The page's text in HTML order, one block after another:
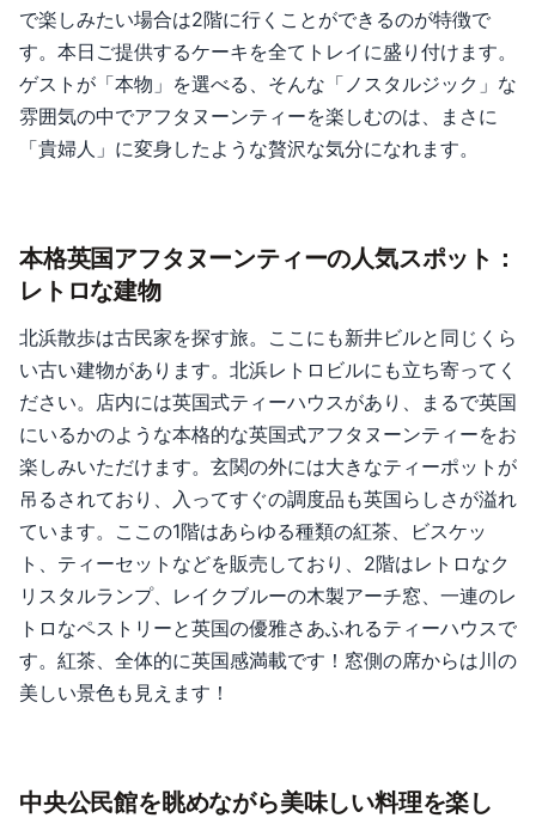
で楽しみたい場合は2階に行くことができるのが特徴で
す。本日ご提供するケーキを全てトレイに盛り付けます。
ゲストが「本物」を選べる、そんな「ノスタルジック」な
雰囲気の中でアフタヌーンティーを楽しむのは、まさに
「貴婦人」に変身したような贅沢な気分になれます。
本格英国アフタヌーンティーの人気スポット：
レトロな建物
北浜散歩は古民家を探す旅。ここにも新井ビルと同じくら
い古い建物があります。北浜レトロビルにも立ち寄ってく
ださい。店内には英国式ティーハウスがあり、まるで英国
にいるかのような本格的な英国式アフタヌーンティーをお
楽しみいただけます。玄関の外には大きなティーポットが
吊るされており、入ってすぐの調度品も英国らしさが溢れ
ています。ここの1階はあらゆる種類の紅茶、ビスケッ
ト、ティーセットなどを販売しており、2階はレトロなク
リスタルランプ、レイクブルーの木製アーチ窓、一連のレ
トロなペストリーと英国の優雅さあふれるティーハウスで
す。紅茶、全体的に英国感満載です！窓側の席からは川の
美しい景色も見えます！
中央公民館を眺めながら美味しい料理を楽し